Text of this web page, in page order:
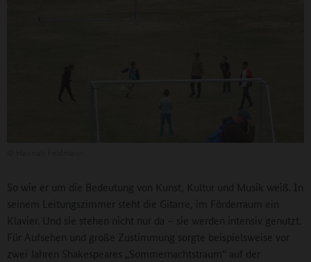
So wie er um die Bedeutung von Kunst, Kultur und Musik weiß. In
seinem Leitungszimmer steht die Gitarre, im Förderraum ein
Klavier. Und sie stehen nicht nur da – sie werden intensiv genutzt.
Für Aufsehen und große Zustimmung sorgte beispielsweise vor
zwei Jahren Shakespeares „Sommernachtstraum“ auf der